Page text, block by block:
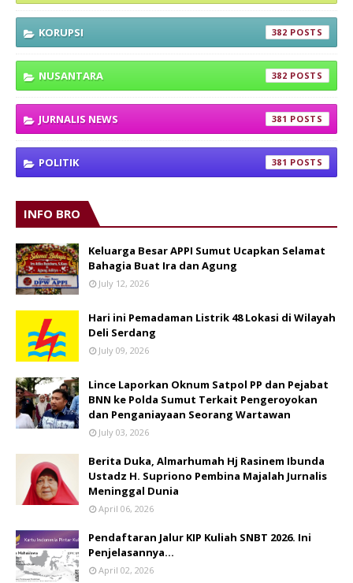
KORUPSI 382
NUSANTARA 382
JURNALIS NEWS 381
POLITIK 381
INFO BRO
Keluarga Besar APPI Sumut Ucapkan Selamat
Bahagia Buat Ira dan Agung
July 12, 2026
Hari ini Pemadaman Listrik 48 Lokasi di Wilayah
Deli Serdang
July 09, 2026
Lince Laporkan Oknum Satpol PP dan Pejabat
BNN ke Polda Sumut Terkait Pengeroyokan
dan Penganiayaan Seorang Wartawan
July 03, 2026
Berita Duka, Almarhumah Hj Rasinem Ibunda
Ustadz H. Supriono Pembina Majalah Jurnalis
Meninggal Dunia
April 06, 2026
Pendaftaran Jalur KIP Kuliah SNBT 2026. Ini
Penjelasannya…
April 02, 2026